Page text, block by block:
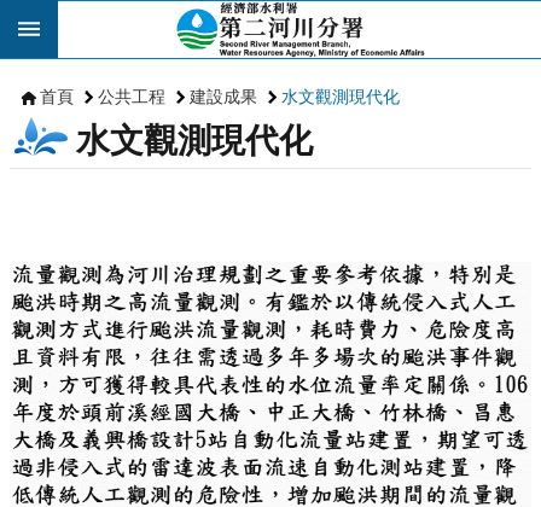
跳到主要內容區塊
首頁 公共工程 建設成果 水文觀測現代化
水文觀測現代化